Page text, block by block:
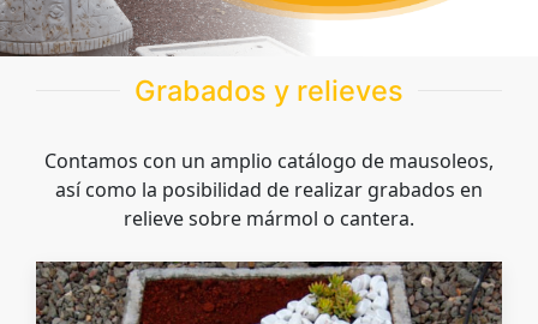
Grabados y relieves
Contamos con un amplio catálogo de mausoleos,
así como la posibilidad de realizar grabados en
relieve sobre mármol o cantera.